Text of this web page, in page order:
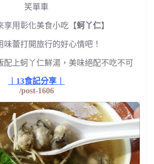
笑單車
享用彰化美食小吃【蚵丫仁】
味蕾打開旅行的好心情吧！
配上蚵丫仁鮮湯，美味絕配不吃不可
︱13食記分享︱
/post-1606